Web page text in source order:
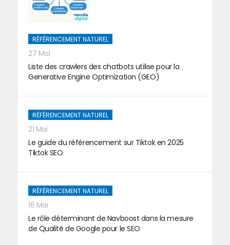
RÉFÉRENCEMENT NATUREL
27 Mai
Liste des crawlers des chatbots utilise pour la
Generative Engine Optimization (GEO)
RÉFÉRENCEMENT NATUREL
21 Mai
Le guide du référencement sur Tiktok en 2025
Tiktok SEO
RÉFÉRENCEMENT NATUREL
16 Mai
Le rôle déterminant de Navboost dans la mesure
de Qualité de Google pour le SEO